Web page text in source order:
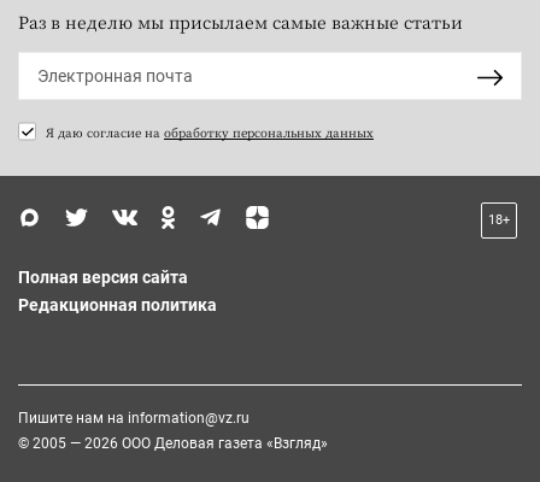
Раз в неделю мы присылаем самые важные статьи
Я даю согласие на обработку персональных данных
18+
Полная версия сайта
Редакционная политика
Пишите нам на information@vz.ru
© 2005 — 2026 ООО Деловая газета «Взгляд»